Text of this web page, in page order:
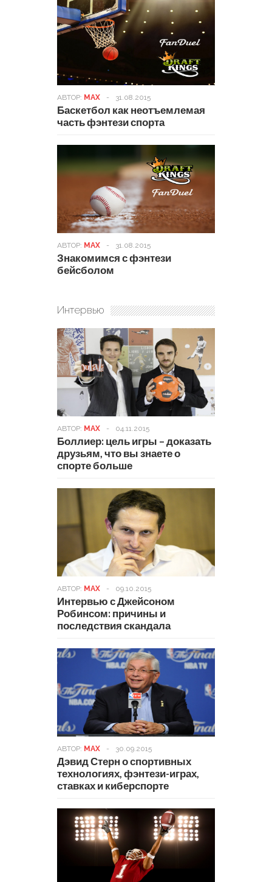
АВТОР: MAX - 31.08.2015
Баскетбол как неотъемлемая
часть фэнтези спорта
АВТОР: MAX - 31.08.2015
Знакомимся с фэнтези
бейсболом
Интервью
АВТОР: MAX - 04.11.2015
Боллиер: цель игры – доказать
друзьям, что вы знаете о
спорте больше
АВТОР: MAX - 09.10.2015
Интервью с Джейсоном
Робинсом: причины и
последствия скандала
АВТОР: MAX - 30.09.2015
Дэвид Стерн о спортивных
технологиях, фэнтези-играх,
ставках и киберспорте